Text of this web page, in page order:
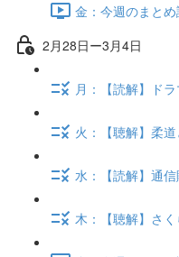
金：今週のまと
2月28日ー3月4日
月：【読解】ド
火：【聴解】柔
水：【読解】通
木：【聴解】さ